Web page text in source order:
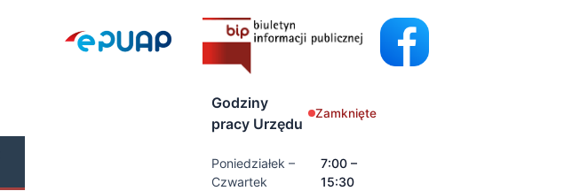
Godziny
pracy Urzędu
Zamknięte
Poniedziałek –
Czwartek
7:00 –
15:30